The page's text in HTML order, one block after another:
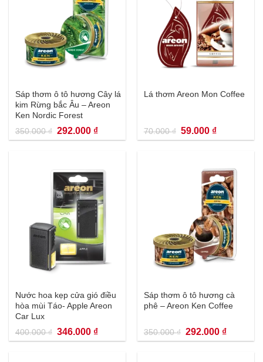
Sáp thơm ô tô hương Cây lá
kim Rừng bắc Âu – Areon
Ken Nordic Forest
350.000₫ Giá
gốc
là:
292.000 ₫Giá
hiện
tại
Lá thơm Areon Mon Coffee
70.000₫ Giá
gốc
là:
59.000 ₫Giá
hiện
tại
Nước hoa kẹp cửa gió điều
hòa mùi Táo- Apple Areon
Car Lux
400.000₫ Giá
gốc
là:
346.000 ₫Giá
hiện
tại
Sáp thơm ô tô hương cà
phê – Areon Ken Coffee
350.000₫ Giá
gốc
là:
292.000 ₫Giá
hiện
tại